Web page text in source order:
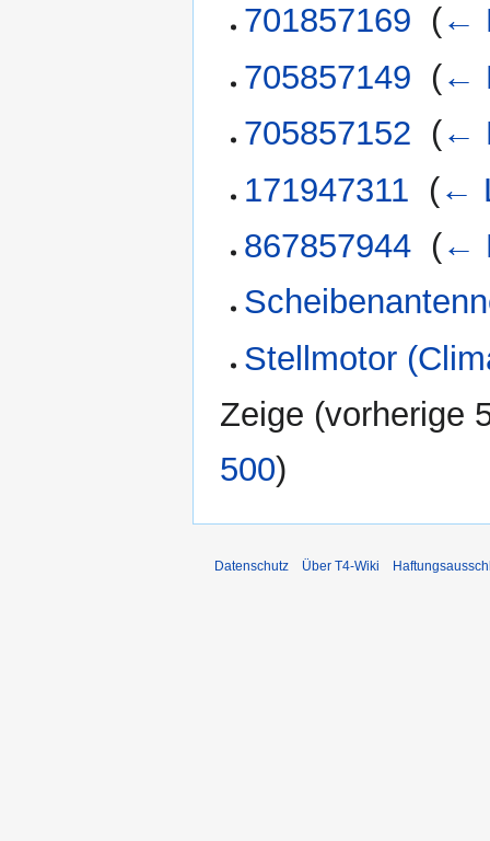
701857169 (←
705857149 (←
705857152 (←
171947311 (←
867857944 (←
Stellmotor
Zeige (vorherige
500)
Datenschutz Über T4-Wiki